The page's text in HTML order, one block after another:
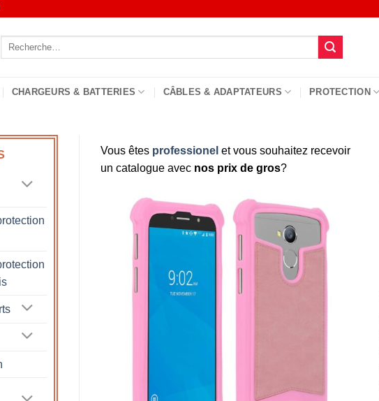
Recherche
CHARGEURS & BATTERIES CÂBLES & ADAPTATEURS PROTECTION
Vous êtes professionel et vous souhaitez recevoir
un catalogue avec nos prix de gros?